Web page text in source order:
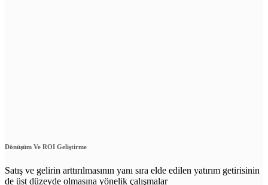
Dönüşüm Ve ROI Geliştirme
Satış ve gelirin arttırılmasının yanı sıra elde edilen yatırım getirisinin
de üst düzeyde olmasına yönelik çalışmalar